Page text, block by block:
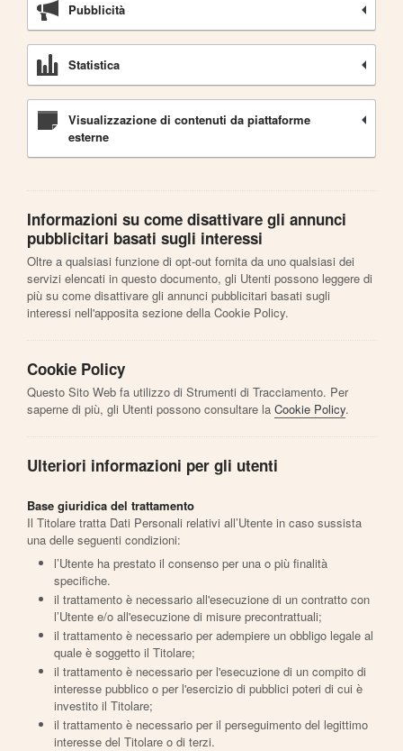
Pubblicità
Statistica
Visualizzazione di contenuti da piattaforme
esterne
Informazioni su come disattivare gli annunci
pubblicitari basati sugli interessi
Oltre a qualsiasi funzione di opt-out fornita da uno qualsiasi dei
servizi elencati in questo documento, gli Utenti possono leggere di
più su come disattivare gli annunci pubblicitari basati sugli
interessi nell'apposita sezione della Cookie Policy.
Cookie Policy
Questo Sito Web fa utilizzo di Strumenti di Tracciamento. Per
saperne di più, gli Utenti possono consultare la Cookie Policy.
Ulteriori informazioni per gli utenti
Base giuridica del trattamento
Il Titolare tratta Dati Personali relativi all’Utente in caso sussista
una delle seguenti condizioni:
l’Utente ha prestato il consenso per una o più finalità
specifiche.
il trattamento è necessario all'esecuzione di un contratto con
l’Utente e/o all'esecuzione di misure precontrattuali;
il trattamento è necessario per adempiere un obbligo legale al
quale è soggetto il Titolare;
il trattamento è necessario per l'esecuzione di un compito di
interesse pubblico o per l'esercizio di pubblici poteri di cui è
investito il Titolare;
il trattamento è necessario per il perseguimento del legittimo
interesse del Titolare o di terzi.